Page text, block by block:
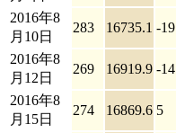
2016年8
月10日
283 16735.1 -19
2016年8
月12日
269 16919.9 -14
2016年8
月15日
274 16869.6 5